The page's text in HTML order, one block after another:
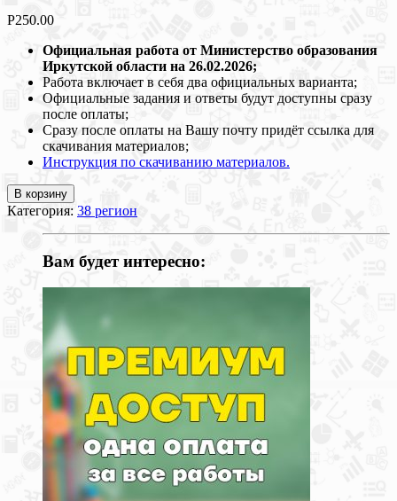
Р250.00
Официальная работа от Министерство образования
Иркутской области на 26.02.2026;
Работа включает в себя два официальных варианта;
Официальные задания и ответы будут доступны сразу
после оплаты;
Сразу после оплаты на Вашу почту придёт ссылка для
скачивания материалов;
Инструкция по скачиванию материалов.
В корзину
Категория: 38 регион
Вам будет интересно: